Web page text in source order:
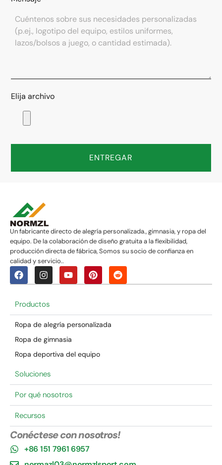
Elija archivo
ENTREGAR
Un fabricante directo de alegría personalizada., gimnasia, y ropa del
equipo. De la colaboración de diseño gratuita a la flexibilidad,
producción directa de fábrica, Somos su socio de confianza en
calidad y servicio..
Productos
Ropa de alegría personalizada
Ropa de gimnasia
Ropa deportiva del equipo
Soluciones
Por qué nosotros
Recursos
Conéctese con nosotros!
+86 151 7961 6957